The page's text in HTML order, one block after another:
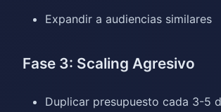
Expandir a audiencias similares
Fase 3: Scaling Agresivo
Duplicar presupuesto cada 3-5